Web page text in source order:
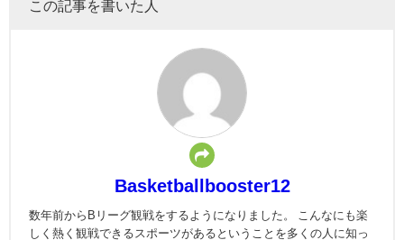
この記事を書いた人
Basketballbooster12
数年前からBリーグ観戦をするようになりました。 こんなにも楽
しく熱く観戦できるスポーツがあるということを多くの人に知っ